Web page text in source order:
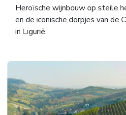
Heroïsche wijnbouw op steile
en de iconische dorpjes van de
in Ligurië.